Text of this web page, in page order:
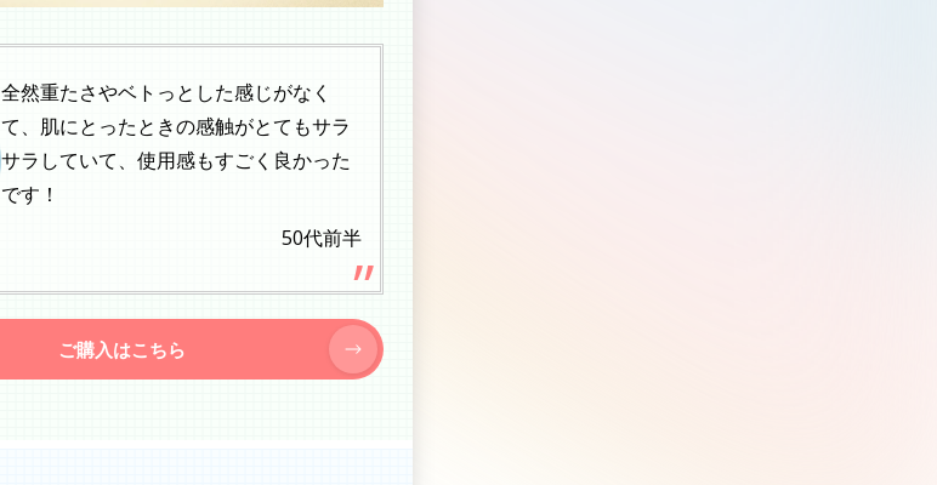
全然重たさやベトっとした感じがなく
て、肌にとったときの感触がとてもサラ
サラしていて、使用感もすごく良かった
です！
50代前半
ご購入はこちら